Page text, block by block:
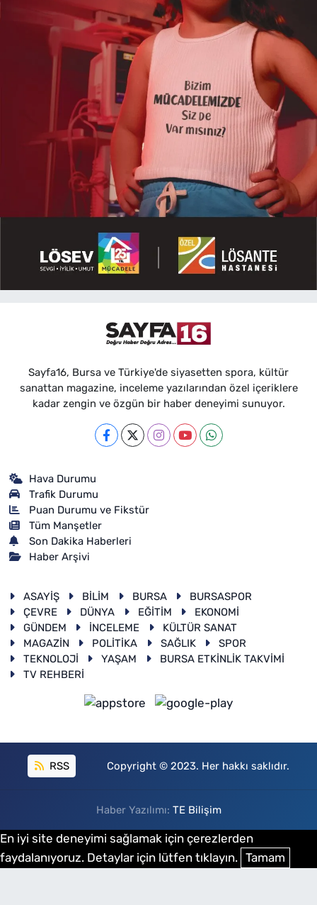
Sayfa16, Bursa ve Türkiye'de siyasetten spora, kültür
sanattan magazine, inceleme yazılarından özel içeriklere
kadar zengin ve özgün bir haber deneyimi sunuyor.
Hava Durumu
Trafik Durumu
Puan Durumu ve Fikstür
Tüm Manşetler
Son Dakika Haberleri
Haber Arşivi
ASAYİŞ BİLİM BURSA
BURSASPOR
ÇEVRE
DÜNYA EĞİTİM
EKONOMİ
GÜNDEM
İNCELEME
KÜLTÜR SANAT
MAGAZİN
POLİTİKA SAĞLIK
SPOR
TEKNOLOJİ
YAŞAM
BURSA ETKİNLİK TAKVİMİ
TV REHBERİ
RSS Copyright © 2023. Her hakkı saklıdır.
Haber Yazılımı: TE Bilişim
En iyi site deneyimi sağlamak için çerezlerden
faydalanıyoruz. Detaylar için lütfen tıklayın. Tamam